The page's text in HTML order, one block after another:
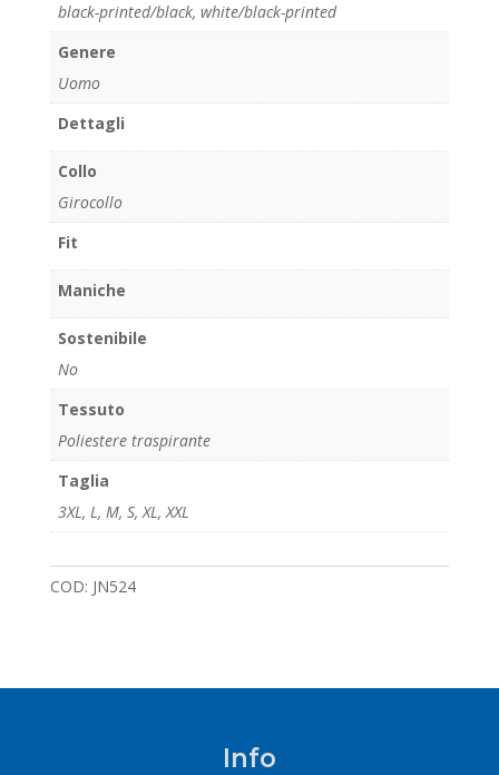
black-printed/black, white/black-printed
Genere
Uomo
Dettagli
Collo
Girocollo
Fit
Maniche
Sostenibile
No
Tessuto
Poliestere traspirante
Taglia
3XL , L , M, S, XL , XXL
COD: JN524
Info